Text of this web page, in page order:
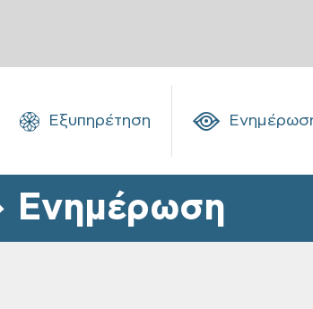
Εξυπηρέτηση
Ενημέρωση